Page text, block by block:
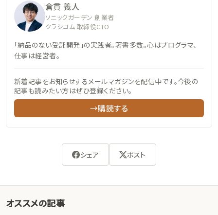
倉貫 義人
ソニックガーデン 創業者
クラシコム 取締役CTO
「納品のない受託開発」の実践者。著書多数。心はプログラマ、
仕事は経営者。
新着記事をお知らせするメールマガジンを配信中です。今後の
記事も読みたい方はぜひ登録ください。
→購読する
シェア ポスト
オススメの記事